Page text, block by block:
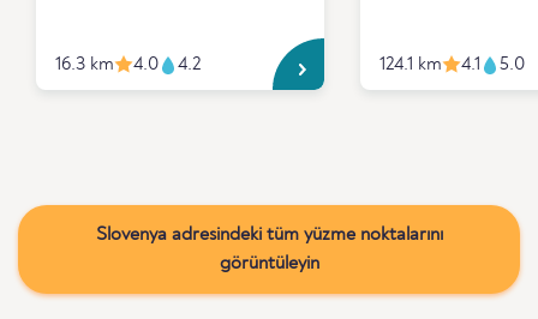
16.3 km 4.0 4.2 124.1 km 4.1 5.0
Slovenya adresindeki tüm yüzme noktalarını
görüntüleyin